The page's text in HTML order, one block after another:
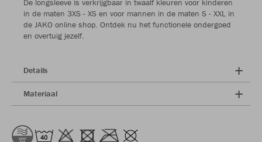
De longsleeve is verkrijgbaar in twaalf kleuren voor kinderen
in de maten 3XS - XS en voor mannen in de maten S - XXL in
de JAKO online shop. Ontdek nu het functionele ondergoed
en overtuig jezelf.
Details
Materiaal